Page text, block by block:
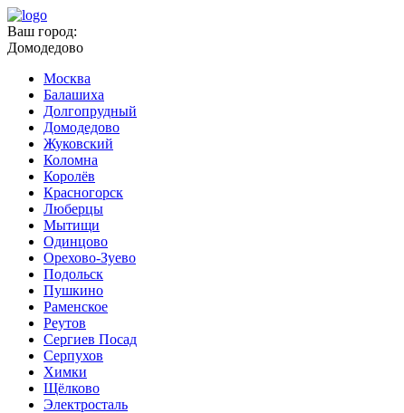
Ваш город:
Домодедово
Москва
Балашиха
Долгопрудный
Домодедово
Жуковский
Коломна
Королёв
Красногорск
Люберцы
Мытищи
Одинцово
Орехово-Зуево
Подольск
Пушкино
Раменское
Реутов
Сергиев Посад
Серпухов
Химки
Щёлково
Электросталь